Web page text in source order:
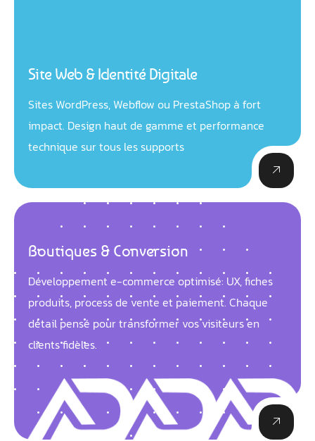
Site Web & Identité Digitale
Sites WordPress, Webflow ou PrestaShop à fort
impact. Design haut de gamme et performance
technique sur tous les supports
Boutiques & Conversion
Développement e-commerce optimisé: UX, fiches
produits, process de vente et paiement. Chaque
détail pensé pour transformer vos visiteurs en
clients fidèles.